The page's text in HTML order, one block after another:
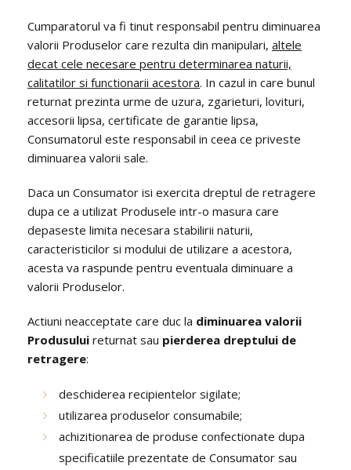
Cumparatorul va fi tinut responsabil pentru diminuarea
valorii Produselor care rezulta din manipulari, altele
decat cele necesare pentru determinarea naturii,
calitatilor si functionarii acestora. In cazul in care bunul
returnat prezinta urme de uzura, zgarieturi, lovituri,
accesorii lipsa, certificate de garantie lipsa,
Consumatorul este responsabil in ceea ce priveste
diminuarea valorii sale.
Daca un Consumator isi exercita dreptul de retragere
dupa ce a utilizat Produsele intr-o masura care
depaseste limita necesara stabilirii naturii,
caracteristicilor si modului de utilizare a acestora,
acesta va raspunde pentru eventuala diminuare a
valorii Produselor.
Actiuni neacceptate care duc la diminuarea valorii
Produsului returnat sau pierderea dreptului de
retragere:
deschiderea recipientelor sigilate;
utilizarea produselor consumabile;
achizitionarea de produse confectionate dupa
specificatiile prezentate de Consumator sau